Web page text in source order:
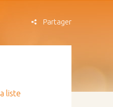
Partager
liste